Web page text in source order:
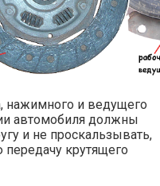
нажимного и ведущего
автомобиля должны
и не проскальзывать,
крутящего